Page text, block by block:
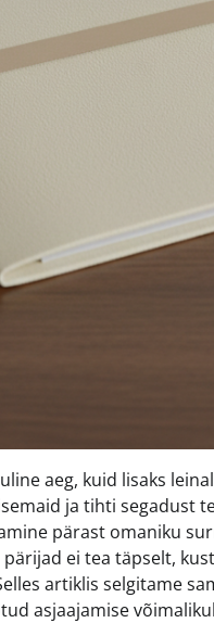
aeg, kuid lisaks
ja tihti segadust
pärast omaniku
ei tea täpselt,
artiklis selgitame
asjaajamise